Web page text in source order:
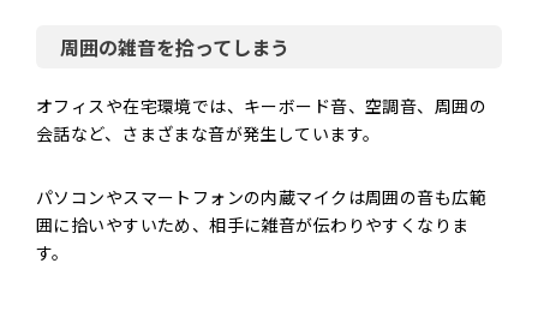
周囲の雑音を拾ってしまう
オフィスや在宅環境では、キーボード音、空調音、周囲の
会話など、さまざまな音が発生しています。
パソコンやスマートフォンの内蔵マイクは周囲の音も広範
囲に拾いやすいため、相手に雑音が伝わりやすくなりま
す。